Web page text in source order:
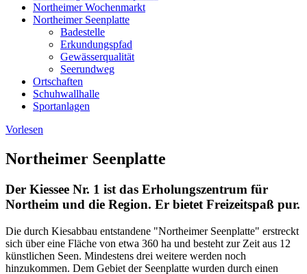
Northeimer Wochenmarkt
Northeimer Seenplatte
Badestelle
Erkundungspfad
Gewässerqualität
Seerundweg
Ortschaften
Schuhwallhalle
Sportanlagen
Vorlesen
Northeimer Seenplatte
Der Kiessee Nr. 1 ist das Erholungszentrum für
Northeim und die Region. Er bietet Freizeitspaß pur.
Die durch Kiesabbau entstandene "Northeimer Seenplatte" erstreckt
sich über eine Fläche von etwa 360 ha und besteht zur Zeit aus 12
künstlichen Seen. Mindestens drei weitere werden noch
hinzukommen. Dem Gebiet der Seenplatte wurden durch einen